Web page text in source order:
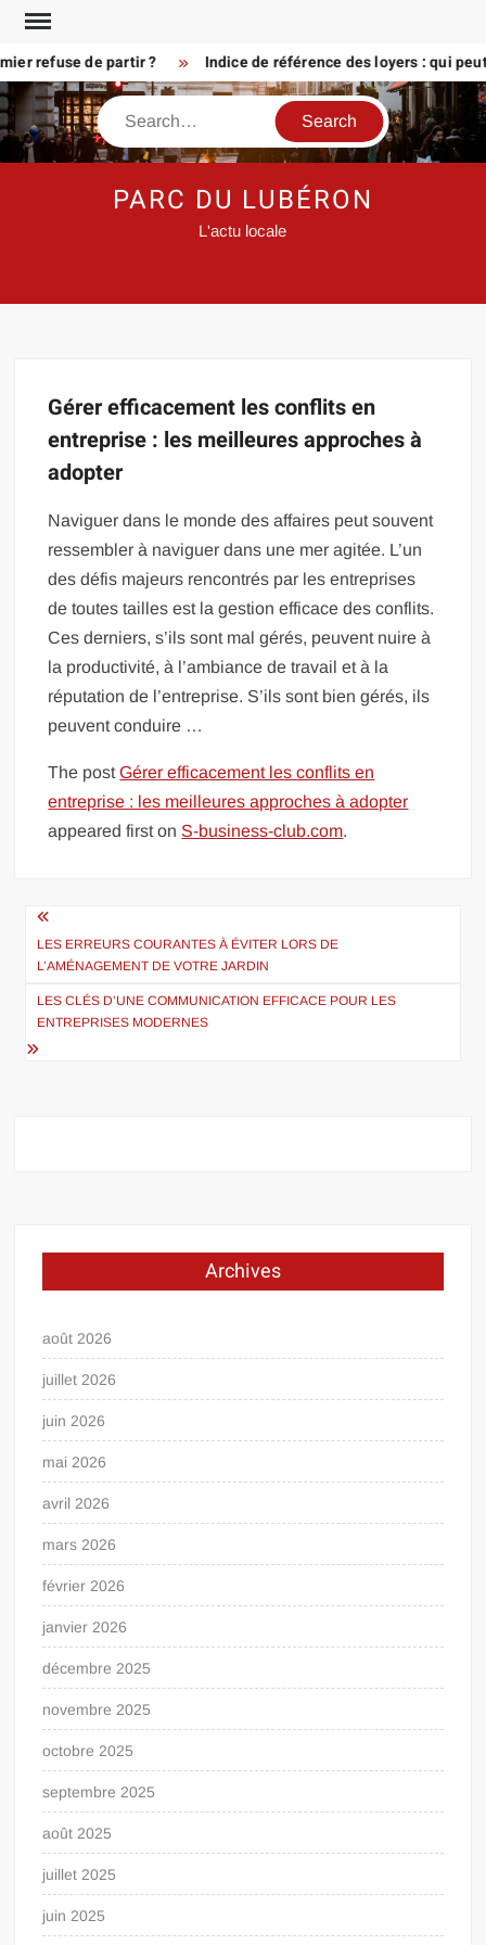
Skip
contentrefuse de partir ? Indice de référence des loyers : qui
Search
PARC DU LUBÉRON
L'actu locale
Gérer efficacement les conflits en
entreprise : les meilleures approches à
adopter
Naviguer dans le monde des affaires peut souvent
ressembler à naviguer dans une mer agitée. L’un
des défis majeurs rencontrés par les entreprises
de toutes tailles est la gestion efficace des conflits.
Ces derniers, s’ils sont mal gérés, peuvent nuire à
la productivité, à l’ambiance de travail et à la
réputation de l’entreprise. S’ils sont bien gérés, ils
peuvent conduire …
The postGérer efficacement les conflits en
entreprise : les meilleures approches à adopter
appeared first on S-business-club.com.
Navigation
de
l’article
LES ERREURS COURANTES À ÉVITER LORS DE
L’AMÉNAGEMENT DE VOTRE JARDIN
LES CLÉS D’UNE COMMUNICATION EFFICACE POUR LES
ENTREPRISES MODERNES
Archives
août 2026
juillet 2026
juin 2026
mai 2026
avril 2026
mars 2026
février 2026
janvier 2026
décembre 2025
novembre 2025
octobre 2025
septembre 2025
août 2025
juillet 2025
juin 2025